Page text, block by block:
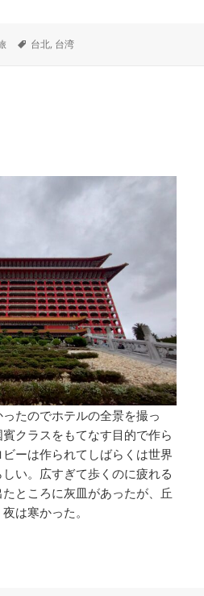
タ
台北, 台湾
たのでホテルの全景を撮っ
クラスをもてなす目的で作ら
ーは作られてしばらくは世界
い。広すぎて歩くのに疲れる
ところに灰皿があったが、丘
は寒かった。